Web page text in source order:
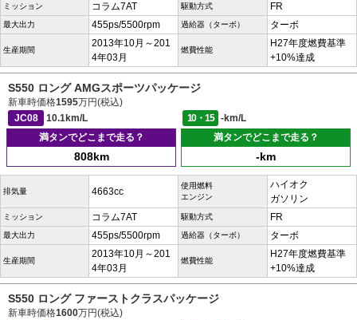
ミッション コラム7AT 駆動方式 FR
最大出力 455ps/5500rpm 過給器（ターボ） ターボ
生産期間
2013年10月～201
4年03月
燃費性能
H27年度燃費基準
+10%達成
S550 ロング AMGスポーツパッケージ
新車時価格1595万円(税込)
JC08
10.1km/L 10・15
-km/L
満タンでどこまで走る？
808km
満タンでどこまで走る？
-km
排気量 4663cc
使用燃料
エンジン
ハイオク
ガソリン
ミッション コラム7AT 駆動方式 FR
最大出力 455ps/5500rpm 過給器（ターボ） ターボ
生産期間
2013年10月～201
4年03月
燃費性能
H27年度燃費基準
+10%達成
S550 ロング ファーストクラスパッケージ
新車時価格1600万円(税込)